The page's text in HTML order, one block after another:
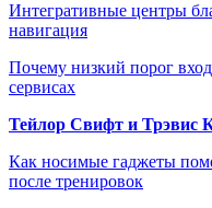
Интегративные центры
навигация
Почему низкий порог
сервисах
Тейлор Свифт и Трэвис
Как носимые гаджеты
после тренировок